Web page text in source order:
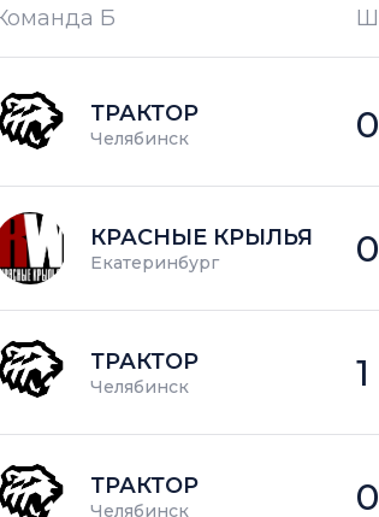
Б Ш
ТРАКТОР
Челябинск 0
КРАСНЫЕ КРЫЛЬЯ
Екатеринбург 0
ТРАКТОР
Челябинск 1
ТРАКТОР
Челябинск 0